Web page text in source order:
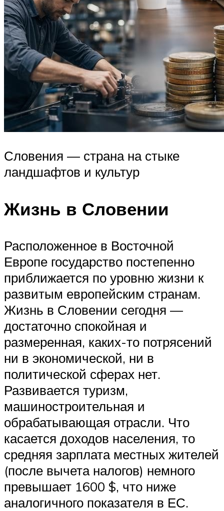
Словения — страна на стыке
ландшафтов и культур
Жизнь в Словении
Расположенное в Восточной
Европе государство постепенно
приближается по уровню жизни к
развитым европейским странам.
Жизнь в Словении сегодня —
достаточно спокойная и
размеренная, каких-то потрясений
ни в экономической, ни в
политической сферах нет.
Развивается туризм,
машиностроительная и
обрабатывающая отрасли. Что
касается доходов населения, то
средняя зарплата местных жителей
(после вычета налогов) немного
превышает 1600 $, что ниже
аналогичного показателя в ЕС.